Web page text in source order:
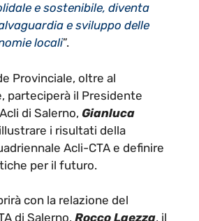
e sostenibile, diventa
e sviluppo delle
locali”.
Provinciale, oltre al
parteciperà il Presidente
di Salerno, Gianluca
i risultati della
Acli-CTA e definire
per il futuro.
con la relazione del
di Salerno, Rocco Laezza, il